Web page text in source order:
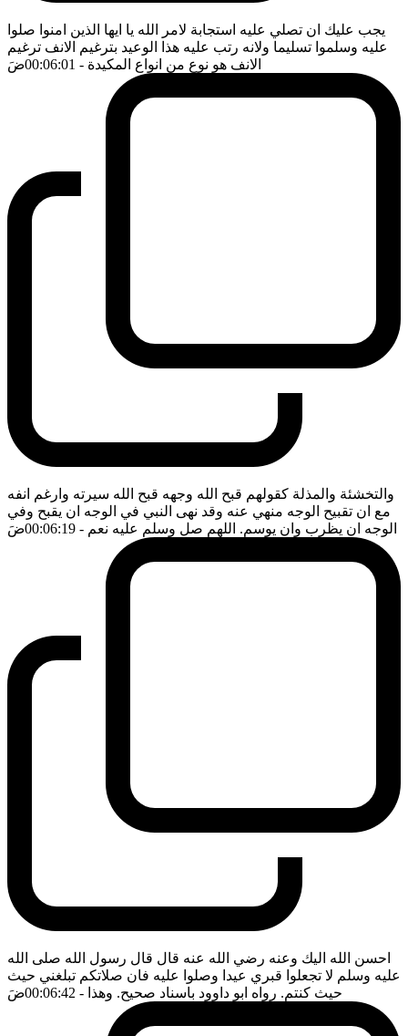
يجب عليك ان تصلي عليه استجابة لامر الله يا ايها الذين امنوا صلوا
عليه وسلموا تسليما ولانه رتب عليه هذا الوعيد بترغيم الانف ترغيم
الانف هو نوع من انواع المكيدة - 00:06:01 ضَ
والتخشئة والمذلة كقولهم قبح الله وجهه قبح الله سيرته وارغم انفه
مع ان تقبيح الوجه منهي عنه وقد نهى النبي في الوجه ان يقبح وفي
الوجه ان يظرب وان يوسم. اللهم صل وسلم عليه نعم - 00:06:19 ضَ
احسن الله اليك وعنه رضي الله عنه قال قال رسول الله صلى الله
عليه وسلم لا تجعلوا قبري عيدا وصلوا عليه فان صلاتكم تبلغني حيث
حيث كنتم. رواه ابو داوود باسناد صحيح. وهذا - 00:06:42 ضَ